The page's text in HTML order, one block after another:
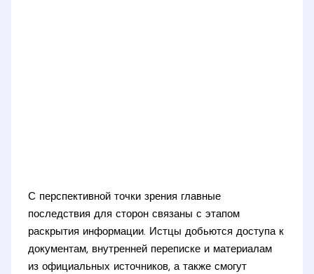
С перспективной точки зрения главные
последствия для сторон связаны с этапом
раскрытия информации. Истцы добьются доступа к
документам, внутренней переписке и материалам
из официальных источников, а также смогут